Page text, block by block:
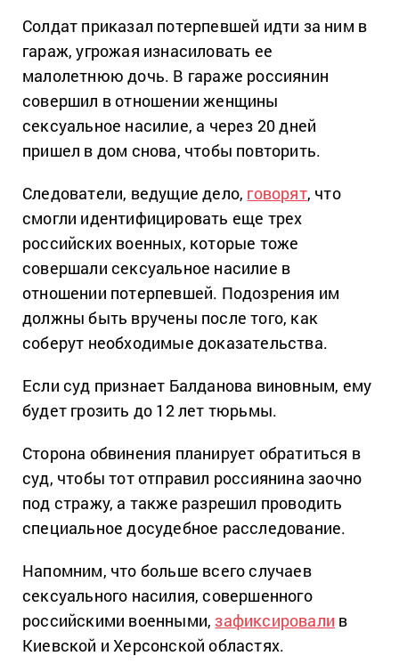
Солдат приказал потерпевшей идти за ним в
гараж, угрожая изнасиловать ее
малолетнюю дочь. В гараже россиянин
совершил в отношении женщины
сексуальное насилие, а через 20 дней
пришел в дом снова, чтобы повторить.
Следователи, ведущие дело, говорят, что
смогли идентифицировать еще трех
российских военных, которые тоже
совершали сексуальное насилие в
отношении потерпевшей. Подозрения им
должны быть вручены после того, как
соберут необходимые доказательства.
Если суд признает Балданова виновным, ему
будет грозить до 12 лет тюрьмы.
Сторона обвинения планирует обратиться в
суд, чтобы тот отправил россиянина заочно
под стражу, а также разрешил проводить
специальное досудебное расследование.
Напомним, что больше всего случаев
сексуального насилия, совершенного
российскими военными,зафиксировали в
Киевской и Херсонской областях.